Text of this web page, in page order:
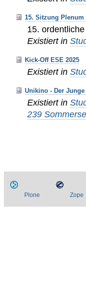
15. Sitzung Plenum
15.
Existiert in
Kick-Off ESE 2025
Existiert in
Unikino - Der
Existiert in
239
Plone Zope